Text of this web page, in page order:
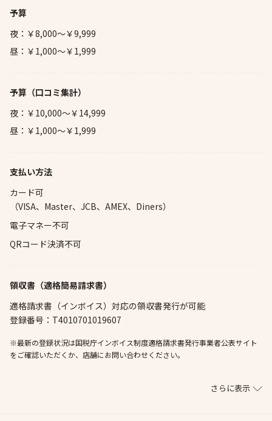
予算
夜：￥8,000～￥9,999
昼：￥1,000～￥1,999
予算 （口コミ集計）
夜：￥10,000～￥14,999
昼：￥1,000～￥1,999
支払い方法
カード可
（VISA、Master、JCB、AMEX、Diners）
電子マネー不可
QRコード決済不可
領収書（適格簡易請求書）
適格請求書（インボイス）対応の領収書発行が可能
登録番号：T4010701019607
※最新の登録状況は国税庁インボイス制度適格請求書発行事業者公表サイト
をご確認いただくか、店舗にお問い合わせください。
さらに表示